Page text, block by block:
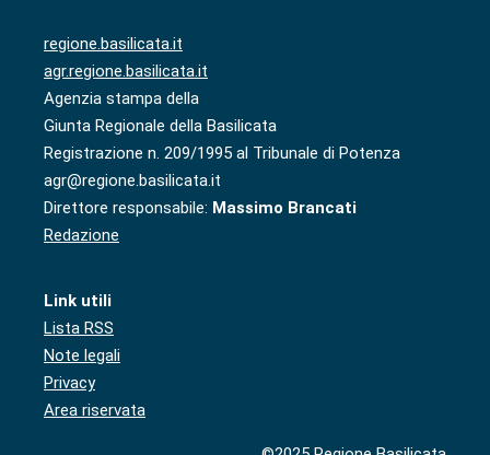
regione.basilicata.it
agr.regione.basilicata.it
Agenzia stampa della
Giunta Regionale della Basilicata
Registrazione n. 209/1995 al Tribunale di Potenza
agr@regione.basilicata.it
Direttore responsabile: Massimo Brancati
Redazione
Link utili
Lista RSS
Note legali
Privacy
Area riservata